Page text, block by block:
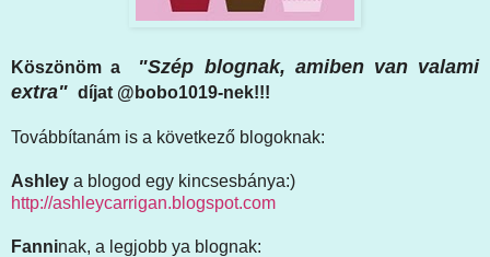
Köszönöm a
"Szép blognak, amiben van valami
extra" díjat @bobo1019-nek!!!
Továbbítanám is a következő blogoknak:
Ashley a blogod egy kincsesbánya:)
http://ashleycarrigan.blogspot.com
Fanninak, a legjobb ya blognak: